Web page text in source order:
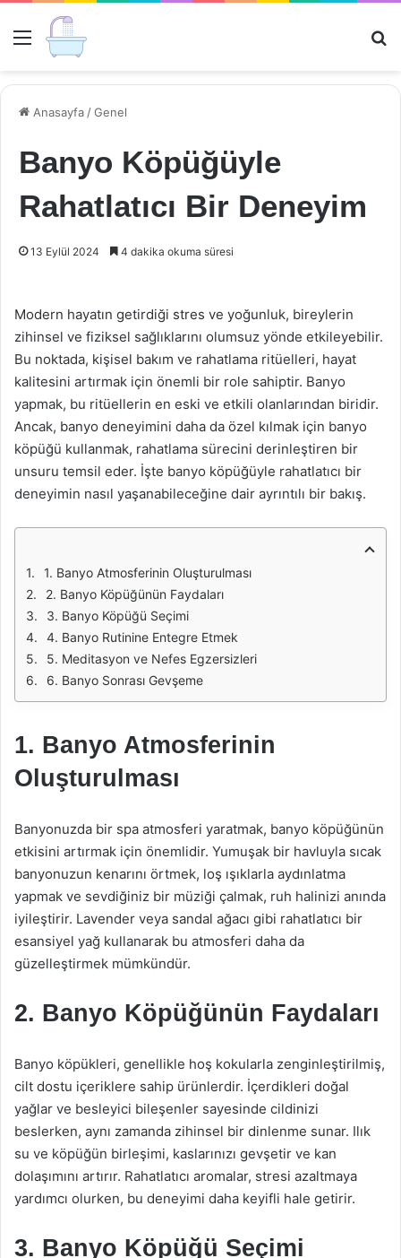
Menü
Anasayfa /Genel
Banyo Köpüğüyle
Rahatlatıcı Bir Deneyim
13 Eylül 2024 4 dakika okuma süresi
Modern hayatın getirdiği stres ve yoğunluk, bireylerin
zihinsel ve fiziksel sağlıklarını olumsuz yönde etkileyebilir.
Bu noktada, kişisel bakım ve rahatlama ritüelleri, hayat
kalitesini artırmak için önemli bir role sahiptir. Banyo
yapmak, bu ritüellerin en eski ve etkili olanlarından biridir.
Ancak, banyo deneyimini daha da özel kılmak için banyo
köpüğü kullanmak, rahatlama sürecini derinleştiren bir
unsuru temsil eder. İşte banyo köpüğüyle rahatlatıcı bir
deneyimin nasıl yaşanabileceğine dair ayrıntılı bir bakış.
1. Banyo Atmosferinin Oluşturulması
2. Banyo Köpüğünün Faydaları
3. Banyo Köpüğü Seçimi
4. Banyo Rutinine Entegre Etmek
5. Meditasyon ve Nefes Egzersizleri
6. Banyo Sonrası Gevşeme
1. Banyo Atmosferinin
Oluşturulması
Banyonuzda bir spa atmosferi yaratmak, banyo köpüğünün
etkisini artırmak için önemlidir. Yumuşak bir havluyla sıcak
banyonuzun kenarını örtmek, loş ışıklarla aydınlatma
yapmak ve sevdiğiniz bir müziği çalmak, ruh halinizi anında
iyileştirir. Lavender veya sandal ağacı gibi rahatlatıcı bir
esansiyel yağ kullanarak bu atmosferi daha da
güzelleştirmek mümkündür.
2. Banyo Köpüğünün Faydaları
Banyo köpükleri, genellikle hoş kokularla zenginleştirilmiş,
cilt dostu içeriklere sahip ürünlerdir. İçerdikleri doğal
yağlar ve besleyici bileşenler sayesinde cildinizi
beslerken, aynı zamanda zihinsel bir dinlenme sunar. Ilık
su ve köpüğün birleşimi, kaslarınızı gevşetir ve kan
dolaşımını artırır. Rahatlatıcı aromalar, stresi azaltmaya
yardımcı olurken, bu deneyimi daha keyifli hale getirir.
3. Banyo Köpüğü Seçimi